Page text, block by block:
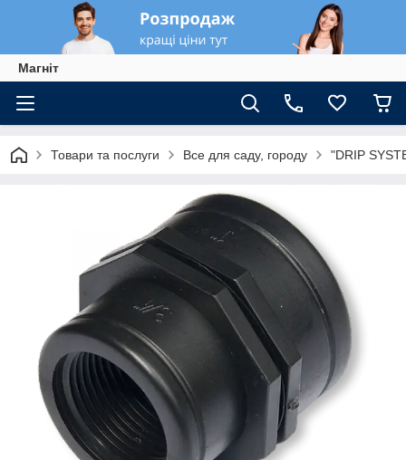
Магніт
Товари та послуги Все для саду, городу "DRIP